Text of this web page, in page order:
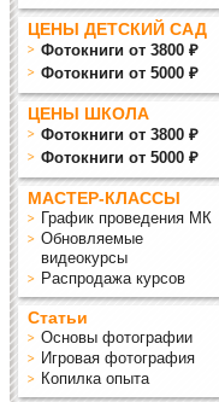
ЦЕНЫ ДЕТСКИЙ САД
Фотокниги от 3800 ₽
Фотокниги от 5000 ₽
ЦЕНЫ ШКОЛА
Фотокниги от 3800 ₽
Фотокниги от 5000 ₽
МАСТЕР-КЛАССЫ
График проведения МК
Обновляемые
видеокурсы
Распродажа курсов
Статьи
Основы фотографии
Игровая фотография
Копилка опыта